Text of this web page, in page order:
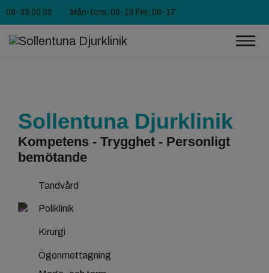
08-35 00 35 Mån-tors: 08-18 Fre: 08-17
Sollentuna Djurklinik
Kompetens - Trygghet - Personligt
bemötande
Tandvård
Poliklinik
Kirurgi
Ögonmottagning